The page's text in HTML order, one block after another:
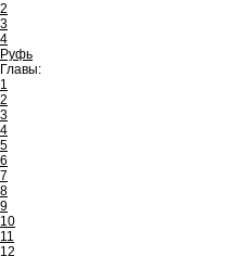
2
3
4
Руфь
Главы:
1
2
3
4
5
6
7
8
9
10
11
12